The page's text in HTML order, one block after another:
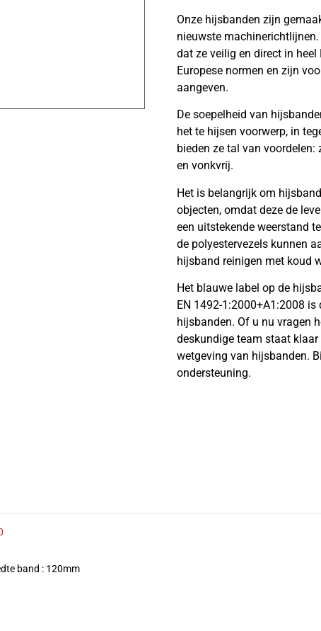
Onze hijsbanden zijn
nieuwste machinerichtlijnen.
dat ze veilig en direct in
Europese normen en zijn
aangeven.
De soepelheid van
het te hijsen voorwerp, in
bieden ze tal van
en vonkvrij.
Het is belangrijk om
objecten, omdat deze de
een uitstekende weerstand
de polyestervezels kunnen
hijsband reinigen met koud
Het blauwe label op de
EN 1492-1:2000+A1:2008
hijsbanden. Of u nu vragen
deskundige team staat
wetgeving van hijsbanden.
ondersteuning.
band : 120mm